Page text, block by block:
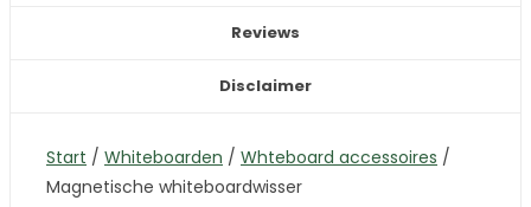
Reviews
Disclaimer
Start / Whiteboarden / Whteboard accessoires /
Magnetische whiteboardwisser